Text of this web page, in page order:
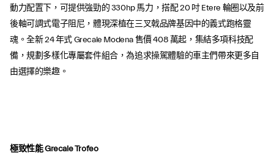
動力配置下，可提供強勁的 330hp 馬力，搭配 20 吋 Etere 輪圈以及前
後軸可調式電子阻尼，體現深植在三叉戟品牌基因中的義式跑格靈
魂。全新 24 年式 Grecale Modena 售價 408 萬起，集結多項科技配
備，規劃多樣化專屬套件組合，為追求操駕體驗的車主們帶來更多自
由選擇的樂趣。
極致性能 Grecale Trofeo